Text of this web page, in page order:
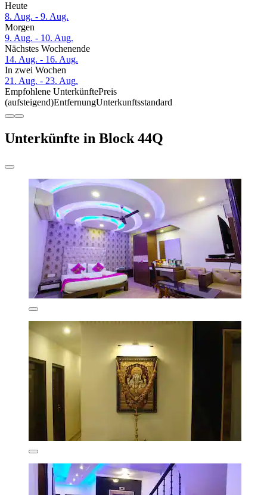
Heute
8. Aug. - 9. Aug.
Morgen
9. Aug. - 10. Aug.
Nächstes Wochenende
14. Aug. - 16. Aug.
In zwei Wochen
21. Aug. - 23. Aug.
Empfohlene UnterkünftePreis
(aufsteigend)EntfernungUnterkunftsstandard
Unterkünfte in Block 44Q